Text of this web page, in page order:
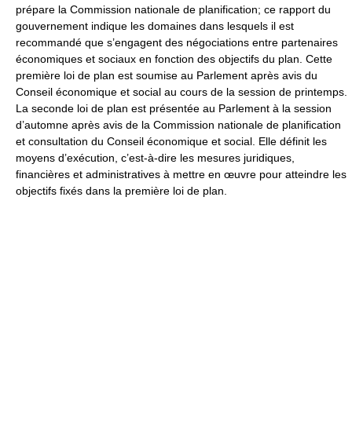
prépare la Commission nationale de planification; ce rapport du
gouvernement indique les domaines dans lesquels il est
recommandé que s’engagent des négociations entre partenaires
économiques et sociaux en fonction des objectifs du plan. Cette
première loi de plan est soumise au Parlement après avis du
Conseil économique et social au cours de la session de printemps.
La seconde loi de plan est présentée au Parlement à la session
d’automne après avis de la Commission nationale de planification
et consultation du Conseil économique et social. Elle définit les
moyens d’exécution, c’est-à-dire les mesures juridiques,
financières et administratives à mettre en œuvre pour atteindre les
objectifs fixés dans la première loi de plan.